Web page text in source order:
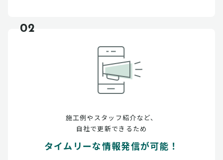
02
施工例やスタッフ紹介など、
自社で更新できるため
タイムリーな情報発信が可能！